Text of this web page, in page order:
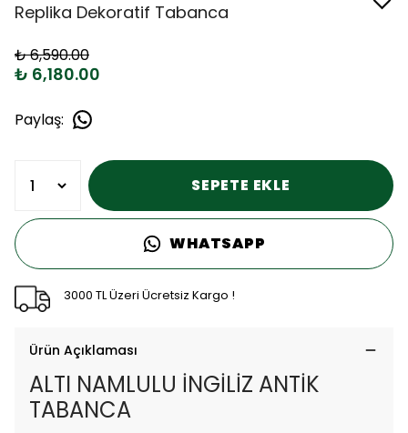
Replika Dekoratif Tabanca
₺ 6,590.00
₺ 6,180.00
Paylaş:
SEPETE EKLE
WHATSAPP
3000 TL Üzeri Ücretsiz Kargo !
Ürün Açıklaması
ALTI NAMLULU İNGİLİZ ANTİK
TABANCA